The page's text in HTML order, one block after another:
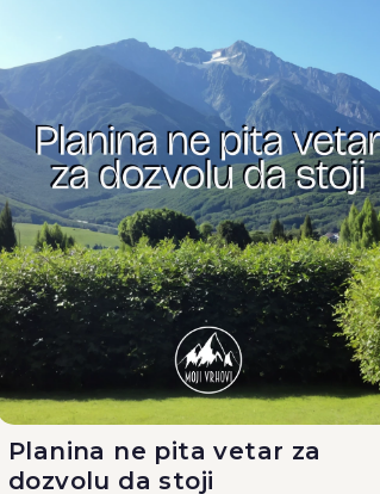
Planina ne pita vetar za
dozvolu da stoji